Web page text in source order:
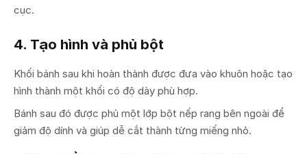
cục.
4. Tạo hình và phủ bột
Khối bánh sau khi hoàn thành được đưa vào khuôn hoặc tạo
hình thành một khối có độ dày phù hợp.
Bánh sau đó được phủ một lớp bột nếp rang bên ngoài để
giảm độ dính và giúp dễ cắt thành từng miếng nhỏ.